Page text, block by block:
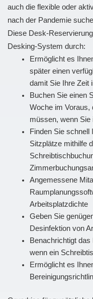
auch die flexible oder
nach der Pandemie
Diese Desk-
Desking-System durch:
Ermöglicht es
später einen
damit Sie Ihre Zeit
Buchen Sie einen
Woche im Voraus,
müssen, wenn
Finden Sie schnell
Sitzplätze mithilfe
Angemessene
Arbeitsplatzdichte
Geben Sie
Desinfektion von
Benachrichtigt
wenn ein
Ermöglicht es